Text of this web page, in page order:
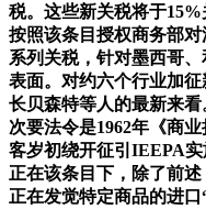
税。这些新关税将于
按照该条目授权商务部
系列关税，针对墨西哥
表面。对约六个行业加
长贝森特等人的最新来
次要法令是1962年《商
客岁初绕开征引IEEPA
正在该条目下，除了前
正在发觉特定商品的进